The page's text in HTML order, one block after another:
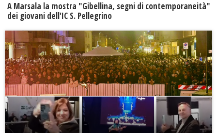
A Marsala la mostra "Gibellina, segni di contemporaneità"
dei giovani dell'IC S. Pellegrino